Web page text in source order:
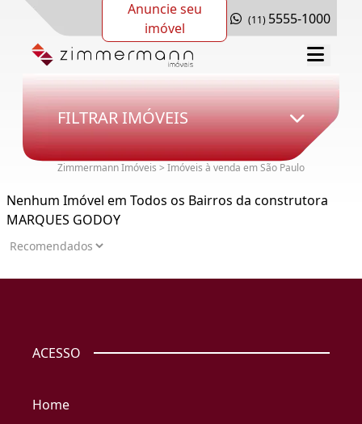
Anuncie seu
imóvel
(11) 5555-1000
FILTRAR IMÓVEIS
Zimmermann Imóveis > Imóveis à venda em São Paulo
Nenhum Imóvel em Todos os Bairros da construtora
MARQUES GODOY
ACESSO
Home